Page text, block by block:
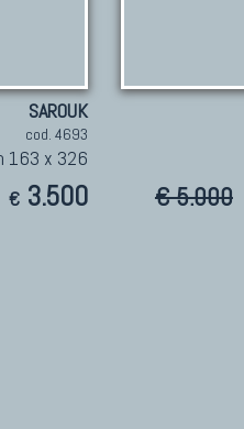
SAROUK
cod. 4693
163 x 326
€ 3.500 € 5.000